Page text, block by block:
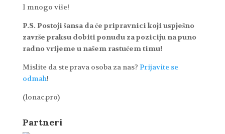
I mnogo više!
P.S. Postoji šansa da će pripravnici koji uspješno
završe praksu dobiti ponudu za poziciju na puno
radno vrijeme u našem rastućem timu!
Mislite da ste prava osoba za nas? Prijavite se
odmah!
(lonac.pro)
Partneri